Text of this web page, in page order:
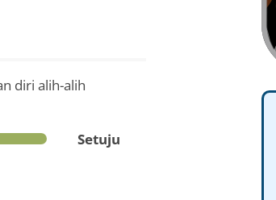
diri alih-alih
Setuju